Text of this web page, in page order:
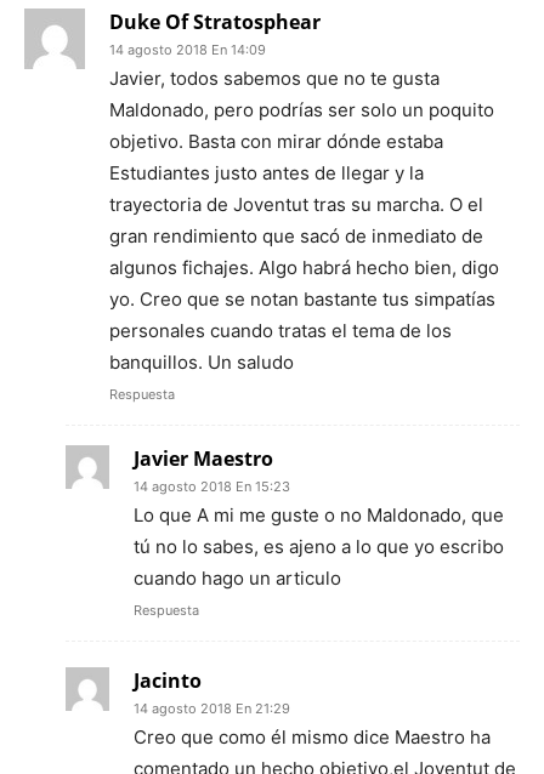
Duke Of Stratosphear
14 agosto 2018 En 14:09
Javier, todos sabemos que no te gusta
Maldonado, pero podrías ser solo un poquito
objetivo. Basta con mirar dónde estaba
Estudiantes justo antes de llegar y la
trayectoria de Joventut tras su marcha. O el
gran rendimiento que sacó de inmediato de
algunos fichajes. Algo habrá hecho bien, digo
yo. Creo que se notan bastante tus simpatías
personales cuando tratas el tema de los
banquillos. Un saludo
Respuesta
Javier Maestro
14 agosto 2018 En 15:23
Lo que A mi me guste o no Maldonado, que
tú no lo sabes, es ajeno a lo que yo escribo
cuando hago un articulo
Respuesta
Jacinto
14 agosto 2018 En 21:29
Creo que como él mismo dice Maestro ha
comentado un hecho objetivo,el Joventut de